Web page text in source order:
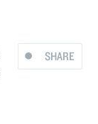
SHARE